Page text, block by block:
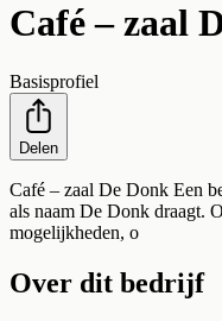
Café – zaal
Basisprofiel
Delen
Café – zaal De Donk Een
als naam De Donk draagt.
mogelijkheden, o
Over dit bedrijf